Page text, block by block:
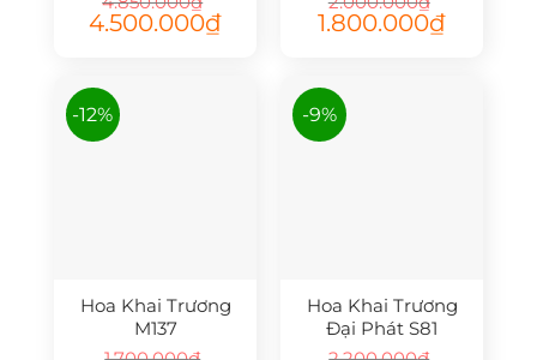
Giá
gốc
4.500.000₫Giá
Giá
gốc
1.800.000₫Giá
-12%
Hoa Khai Trương
M137
-9%
Hoa Khai Trương
Đại Phát S81